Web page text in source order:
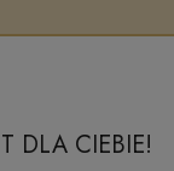
DLA CIEBIE!